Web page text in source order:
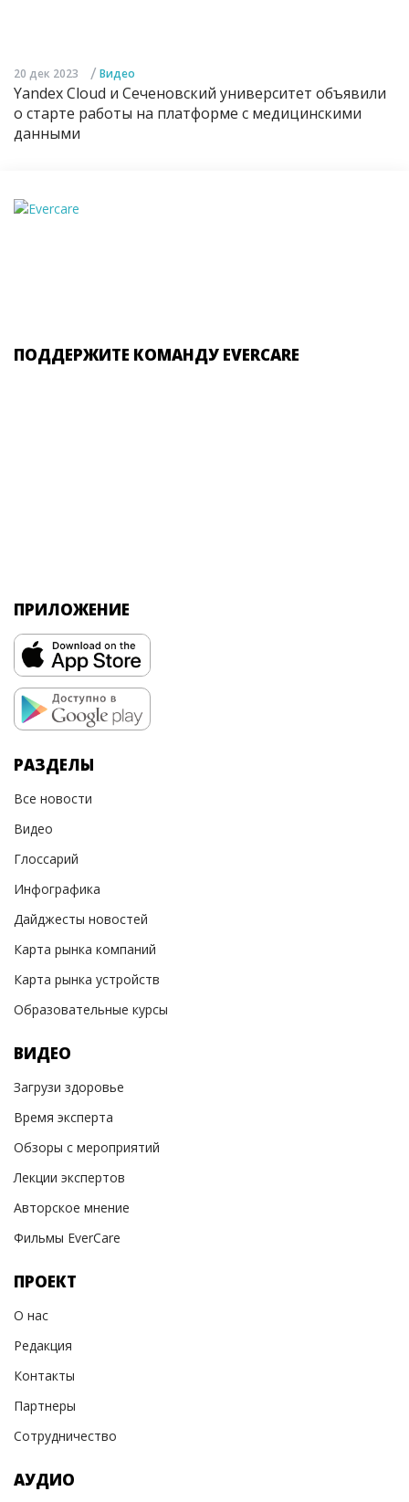
20 дек 2023 / Видео
Yandex Cloud и Сеченовский университет объявили
о старте работы на платформе с медицинскими
данными
ПОДДЕРЖИТЕ КОМАНДУ EVERCARE
ПРИЛОЖЕНИЕ
РАЗДЕЛЫ
Все новости
Видео
Глоссарий
Инфографика
Дайджесты новостей
Карта рынка компаний
Карта рынка устройств
Образовательные курсы
ВИДЕО
Загрузи здоровье
Время эксперта
Обзоры с мероприятий
Лекции экспертов
Авторское мнение
Фильмы EverCare
ПРОЕКТ
О нас
Редакция
Контакты
Партнеры
Сотрудничество
АУДИО